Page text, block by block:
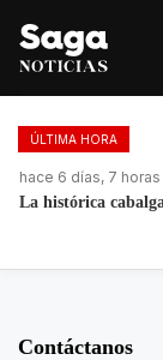
ÚLTIMA HORA
en
Contáctanos